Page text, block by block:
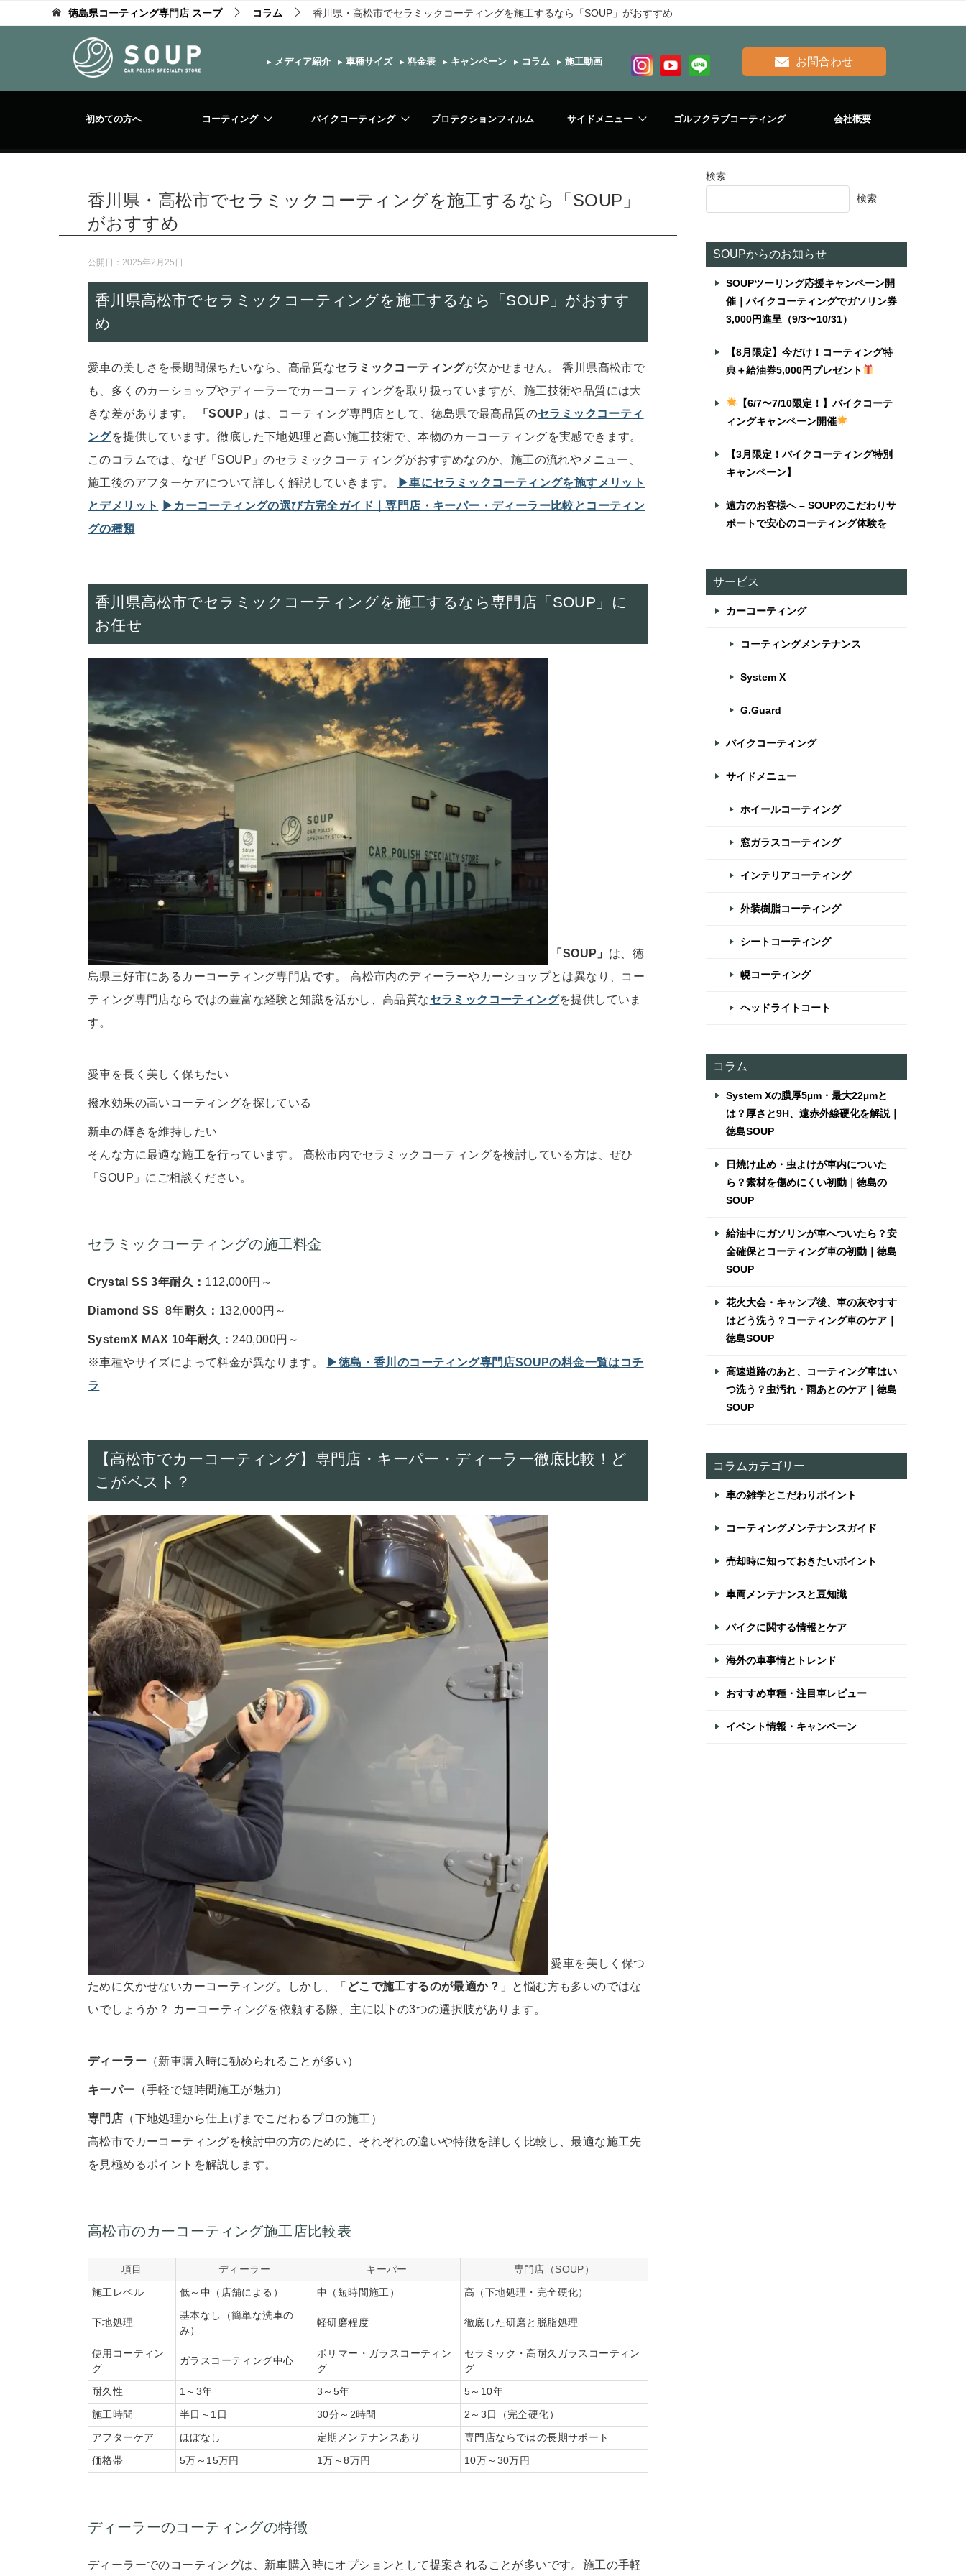
徳島県コーティング専門店 スープ コラム 香川県・高松市でセラミックコーティングを施工するなら「SOUP」がおすすめ
▸ メディア紹介 ▸ 車種サイズ ▸ 料金表 ▸ キャンペーン ▸ コラム ▸ 施工動画 お問合わせ
初めての方へ コーティング バイクコーティング プロテクションフィルム サイドメニュー ゴルフクラブコーティング 会社概要
香川県・高松市でセラミックコーティングを施工するなら「SOUP」
がおすすめ
公開日： 2025年2月25日
香川県高松市でセラミックコーティングを施工するなら「SOUP」がおすす
め
愛車の美しさを長期間保ちたいなら、高品質なセラミックコーティングが欠かせません。 香川県高松市で
も、多くのカーショップやディーラーでカーコーティングを取り扱っていますが、施工技術や品質には大
きな差があります。
「SOUP」 は、コーティング専門店として、徳島県で最高品質のセラミックコーティ
ングを提供しています。徹底した下地処理と高い施工技術で、本物のカーコーティングを実感できます。
このコラムでは、なぜ「SOUP」のセラミックコーティングがおすすめなのか、施工の流れやメニュー、
施工後のアフターケアについて詳しく解説していきます。
▶︎車にセラミックコーティングを施すメリット
とデメリット
▶︎カーコーティングの選び方完全ガイド｜専門店・キーパー・ディーラー比較とコーティン
グの種類
香川県高松市でセラミックコーティングを施工するなら専門店「SOUP」に
お任せ
「SOUP」 は、徳
島県三好市にあるカーコーティング専門店です。 高松市内のディーラーやカーショップとは異なり、コー
ティング専門店ならではの豊富な経験と知識を活かし、高品質なセラミックコーティングを提供していま
す。
愛車を長く美しく保ちたい
撥水効果の高いコーティングを探している
新車の輝きを維持したい
そんな方に最適な施工を行っています。 高松市内でセラミックコーティングを検討している方は、ぜひ
「SOUP」にご相談ください。
セラミックコーティングの施工料金
Crystal SS3年耐久 ： 112,000円～
Diamond SS 8年耐久 ： 132,000円～
SystemX MAX 10年耐久： 240,000円～
※車種やサイズによって料金が異なります。
▶︎徳島・香川のコーティング専門店SOUPの料金一覧はコチ
ラ
【高松市でカーコーティング】専門店・キーパー・ディーラー徹底比較！ど
こがベスト？
愛車を美しく保つ
ために欠かせないカーコーティング。しかし、「 どこで施工するのが最適か？ 」と悩む方も多いのではな
いでしょうか？ カーコーティングを依頼する際、主に以下の3つの選択肢があります。
ディーラー （新車購入時に勧められることが多い）
キーパー （手軽で短時間施工が魅力）
専門店 （下地処理から仕上げまでこだわるプロの施工）
高松市でカーコーティングを検討中の方のために、それぞれの違いや特徴を詳しく比較し、最適な施工先
を見極めるポイントを解説します。
高松市のカーコーティング施工店比較表
項目 ディーラー キーパー
専門店（SOUP）
施工レベル
低～中（店舗による） 中（短時間施工） 高（下地処理・完全硬化）
下地処理
基本なし（簡単な洗車の
み）
軽研磨程度 徹底した研磨と脱脂処理
使用コーティン
グ
ガラスコーティング中心
ポリマー・ガラスコーティン
グ
セラミック・高耐久ガラスコーティン
グ
耐久性
1～3年 3～5年
5～10年
施工時間
半日～1日 30分～2時間
2～3日（完全硬化）
アフターケア
ほぼなし 定期メンテナンスあり
専門店ならではの長期サポート
価格帯
5万～15万円 1万～8万円 10万～30万円
ディーラーのコーティングの特徴
ディーラーでのコーティングは、新車購入時にオプションとして提案されることが多いです。施工の手軽
検索
検索
SOUPからのお知らせ
SOUPツーリング応援キャンペーン開
催｜バイクコーティングでガソリン券
3,000円進呈（9/3〜10/31）
【8月限定】今だけ！コーティング特
典＋給油券5,000円プレゼント
【6/7〜7/10限定！】バイクコーテ
ィングキャンペーン開催
【3月限定！バイクコーティング特別
キャンペーン】
遠方のお客様へ – SOUPのこだわりサ
ポートで安心のコーティング体験を
サービス
カーコーティング
コーティングメンテナンス
System X
G.Guard
バイクコーティング
サイドメニュー
ホイールコーティング
窓ガラスコーティング
インテリアコーティング
外装樹脂コーティング
シートコーティング
幌コーティング
ヘッドライトコート
コラム
System Xの膜厚5µm・最大22µmと
は？厚さと9H、遠赤外線硬化を解説｜
徳島SOUP
日焼け止め・虫よけが車内についた
ら？素材を傷めにくい初動｜徳島の
SOUP
給油中にガソリンが車へついたら？安
全確保とコーティング車の初動｜徳島
SOUP
花火大会・キャンプ後、車の灰やすす
はどう洗う？コーティング車のケア｜
徳島SOUP
高速道路のあと、コーティング車はい
つ洗う？虫汚れ・雨あとのケア｜徳島
SOUP
コラムカテゴリー
車の雑学とこだわりポイント
コーティングメンテナンスガイド
売却時に知っておきたいポイント
車両メンテナンスと豆知識
バイクに関する情報とケア
海外の車事情とトレンド
おすすめ車種・注目車レビュー
イベント情報・キャンペーン